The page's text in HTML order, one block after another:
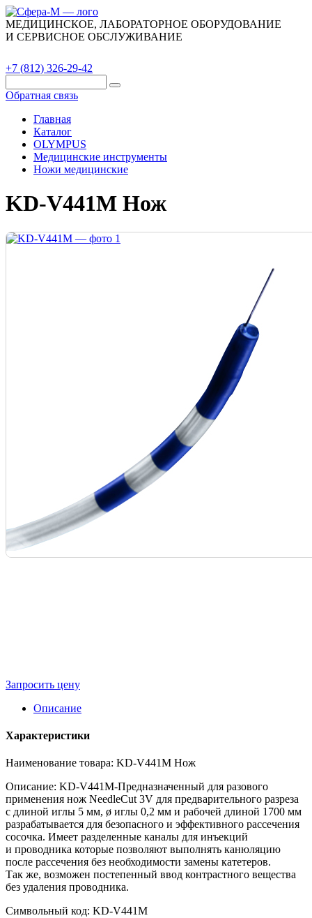
МЕДИЦИНСКОЕ, ЛАБОРАТОРНОЕ ОБОРУДОВАНИЕ
И СЕРВИСНОЕ ОБСЛУЖИВАНИЕ
+7 (812) 326-29-42
Обратная связь
Главная
Каталог
OLYMPUS
Медицинские инструменты
Ножи медицинские
KD-V441M Нож
Запросить цену
Описание
Характеристики
Наименование товара: KD-V441M Нож
Описание: KD-V441M-Предназначенный для разового
применения нож NeedleCut 3V для предварительного разреза
с длиной иглы 5 мм, ø иглы 0,2 мм и рабочей длиной 1700 мм
разрабатывается для безопасного и эффективного рассечения
сосочка. Имеет разделенные каналы для инъекций
и проводника которые позволяют выполнять канюляцию
после рассечения без необходимости замены катетеров.
Так же, возможен постепенный ввод контрастного вещества
без удаления проводника.
Символьный код: KD-V441M